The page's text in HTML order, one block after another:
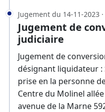
Jugement du 14-11-2023
Jugement de
judiciaire
Jugement de
désignant liquidateur :
prise en la personne
Centre du Molinel
avenue de la Marne